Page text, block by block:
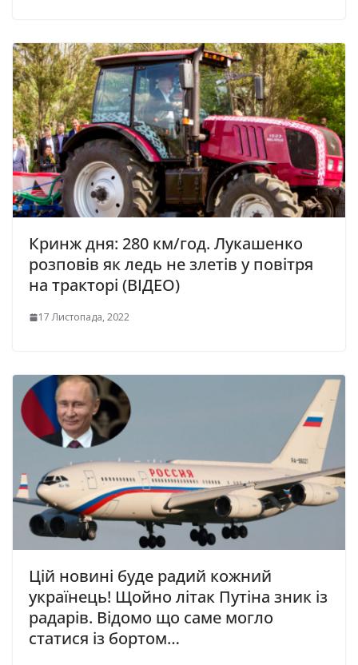
Кринж дня: 280 км/год. Лукашенко
розповів як ледь не злетів у повітря
на тракторі (ВІДЕО)
17 Листопада, 2022
Цій новині буде радий кожний
українець! Щойно літак Путіна зник із
радарів. Відомо що саме могло
статися із бортом…